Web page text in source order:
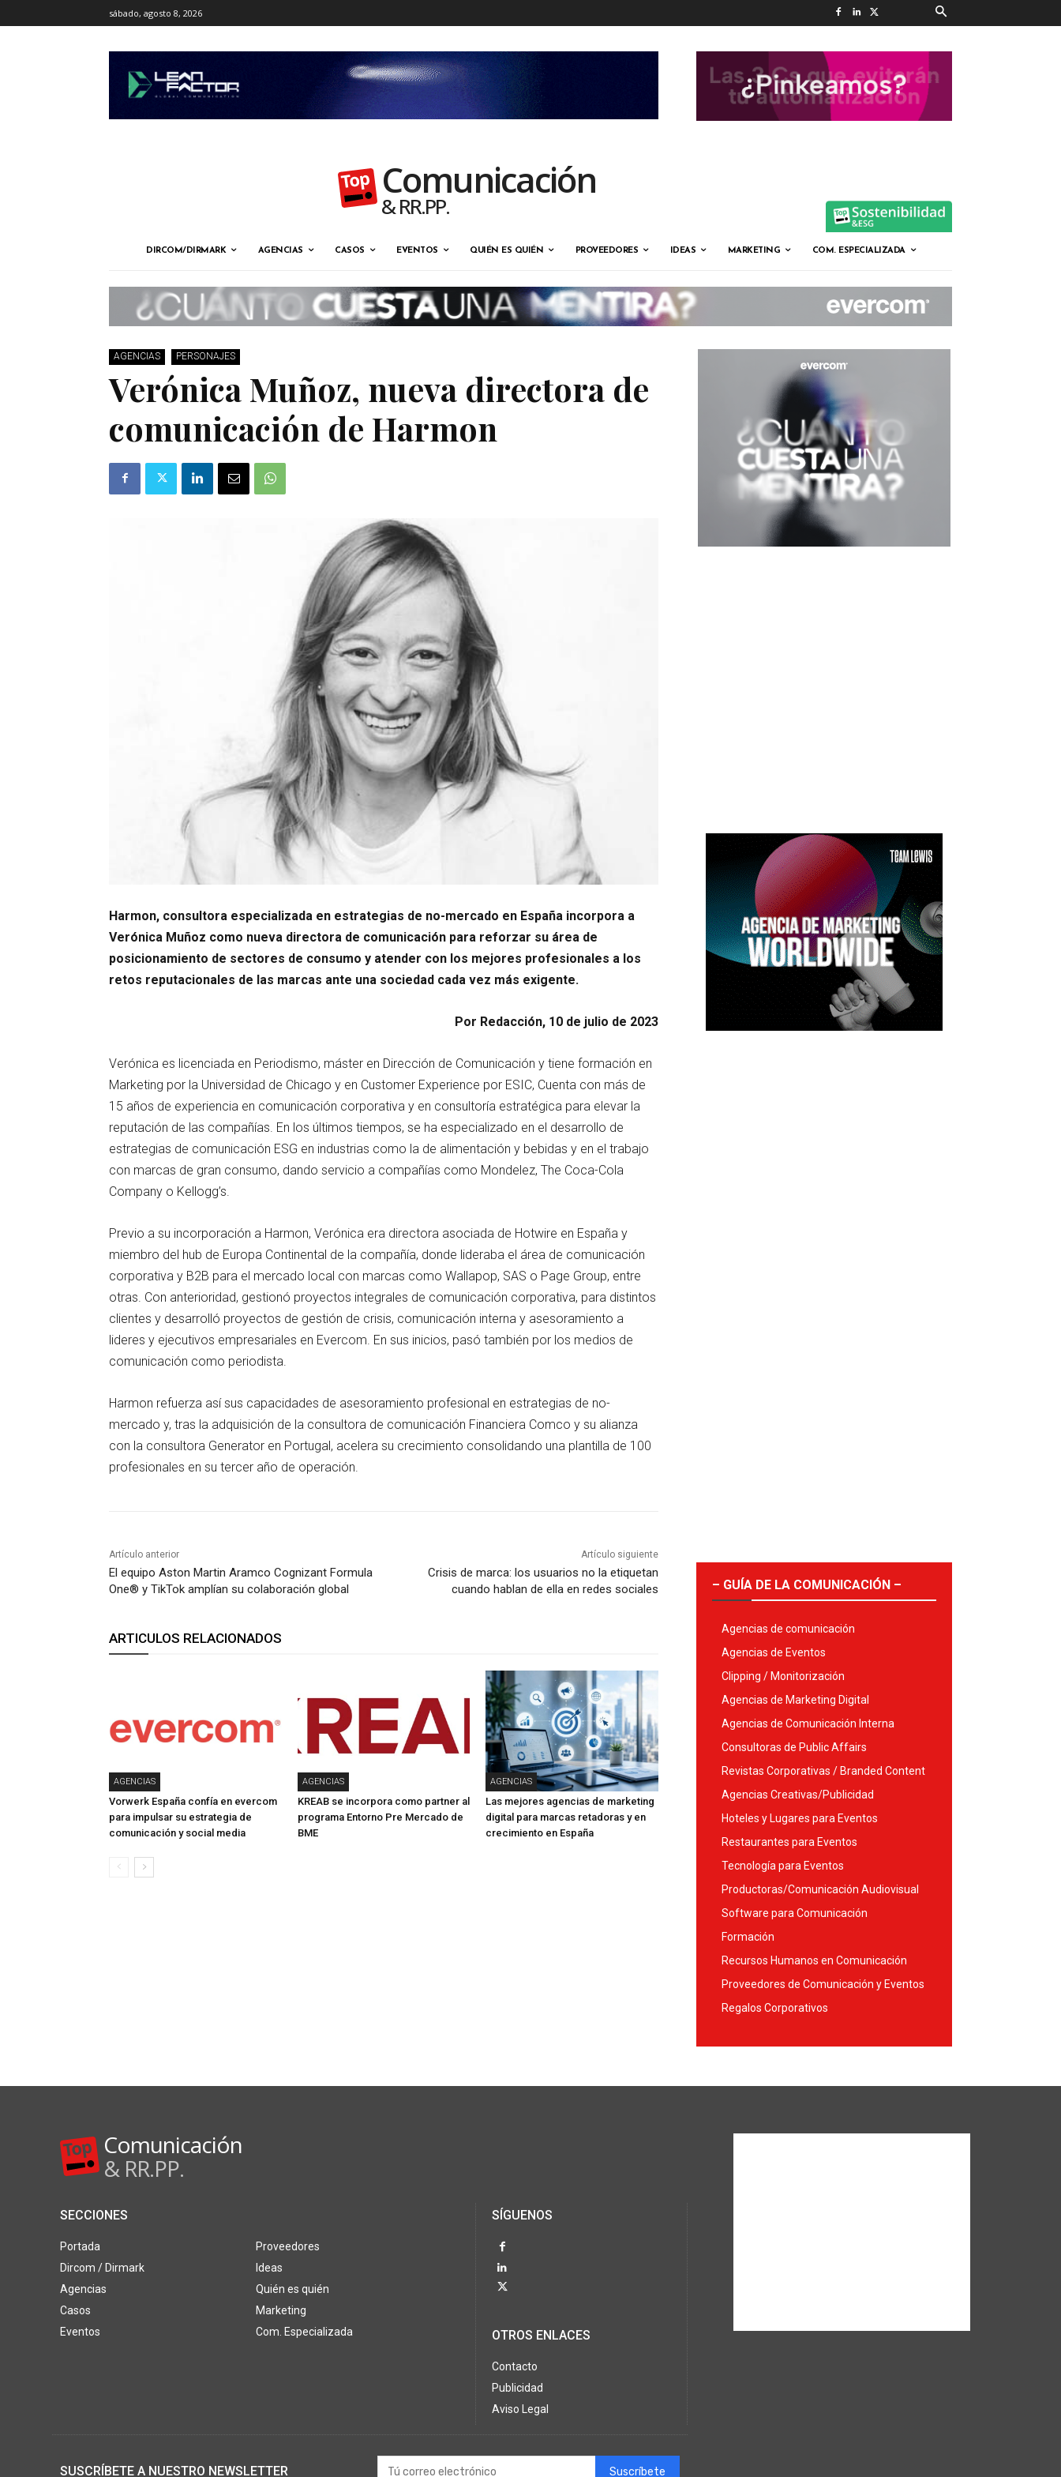
sábado, agosto 8, 2026
Comunicación
& RR.PP.
DIRCOM/DIRMARK AGENCIAS CASOS EVENTOS QUIÉN ES QUIÉN PROVEEDORES IDEAS MARKETING COM. ESPECIALIZADA
AGENCIAS PERSONAJES
Verónica Muñoz, nueva directora de
comunicación de Harmon
Harmon, consultora especializada en estrategias de no-mercado en España incorpora a
Verónica Muñoz como nueva directora de comunicación para reforzar su área de
posicionamiento de sectores de consumo y atender con los mejores profesionales a los
retos reputacionales de las marcas ante una sociedad cada vez más exigente.
Por Redacción, 10 de julio de 2023
Verónica es licenciada en Periodismo, máster en Dirección de Comunicación y tiene formación en
Marketing por la Universidad de Chicago y en Customer Experience por ESIC, Cuenta con más de
15 años de experiencia en comunicación corporativa y en consultoría estratégica para elevar la
reputación de las compañías. En los últimos tiempos, se ha especializado en el desarrollo de
estrategias de comunicación ESG en industrias como la de alimentación y bebidas y en el trabajo
con marcas de gran consumo, dando servicio a compañías como Mondelez, The Coca-Cola
Company o Kellogg’s.
Previo a su incorporación a Harmon, Verónica era directora asociada de Hotwire en España y
miembro del hub de Europa Continental de la compañía, donde lideraba el área de comunicación
corporativa y B2B para el mercado local con marcas como Wallapop, SAS o Page Group, entre
otras. Con anterioridad, gestionó proyectos integrales de comunicación corporativa, para distintos
clientes y desarrolló proyectos de gestión de crisis, comunicación interna y asesoramiento a
lideres y ejecutivos empresariales en Evercom. En sus inicios, pasó también por los medios de
comunicación como periodista.
Harmon refuerza así sus capacidades de asesoramiento profesional en estrategias de no-
mercado y, tras la adquisición de la consultora de comunicación Financiera Comco y su alianza
con la consultora Generator en Portugal, acelera su crecimiento consolidando una plantilla de 100
profesionales en su tercer año de operación.
Artículo anterior
El equipo Aston Martin Aramco Cognizant Formula
One® y TikTok amplían su colaboración global
Artículo siguiente
Crisis de marca: los usuarios no la etiquetan
cuando hablan de ella en redes sociales
ARTICULOS RELACIONADOS
AGENCIAS
Vorwerk España confía en evercom
para impulsar su estrategia de
comunicación y social media
AGENCIAS
KREAB se incorpora como partner al
programa Entorno Pre Mercado de
BME
AGENCIAS
Las mejores agencias de marketing
digital para marcas retadoras y en
crecimiento en España
– GUÍA DE LA COMUNICACIÓN –
Agencias de comunicación
Agencias de Eventos
Clipping / Monitorización
Agencias de Marketing Digital
Agencias de Comunicación Interna
Consultoras de Public Affairs
Revistas Corporativas / Branded Content
Agencias Creativas/Publicidad
Hoteles y Lugares para Eventos
Restaurantes para Eventos
Tecnología para Eventos
Productoras/Comunicación Audiovisual
Software para Comunicación
Formación
Recursos Humanos en Comunicación
Proveedores de Comunicación y Eventos
Regalos Corporativos
Comunicación
& RR.PP.
SECCIONES
Portada
Dircom / Dirmark
Agencias
Casos
Eventos
Proveedores
Ideas
Quién es quién
Marketing
Com. Especializada
SÍGUENOS
OTROS ENLACES
Contacto
Publicidad
Aviso Legal
SUSCRÍBETE A NUESTRO NEWSLETTER Suscríbete